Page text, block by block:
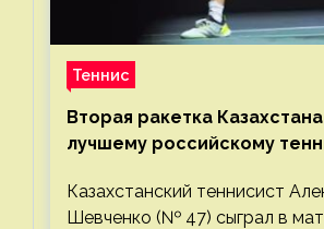
Теннис
Вторая ракетка
лучшему российскому
Казахстанский теннисист
Шевченко (№ 47) сыграл в